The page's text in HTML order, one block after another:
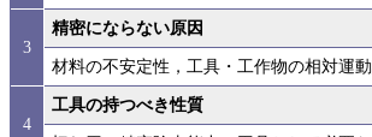
3
精密にならない原因
材料の不安定性，工具・工作物の相対運
4
工具の持つべき性質